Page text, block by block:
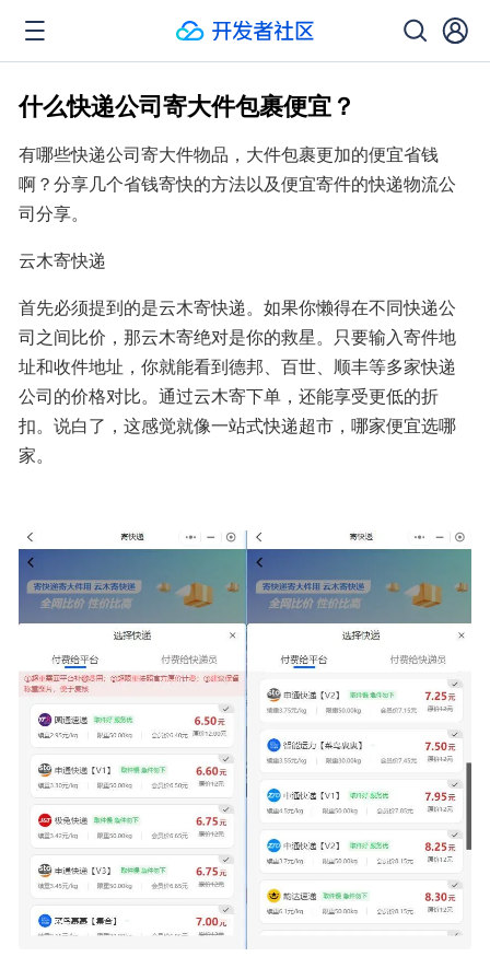
什么快递公司寄大件包裹便宜？
有哪些快递公司寄大件物品，大件包裹更加的便宜省钱
啊？分享几个省钱寄快的方法以及便宜寄件的快递物流公
司分享。
云木寄快递
首先必须提到的是云木寄快递。如果你懒得在不同快递公
司之间比价，那云木寄绝对是你的救星。只要输入寄件地
址和收件地址，你就能看到德邦、百世、顺丰等多家快递
公司的价格对比。通过云木寄下单，还能享受更低的折
扣。说白了，这感觉就像一站式快递超市，哪家便宜选哪
家。